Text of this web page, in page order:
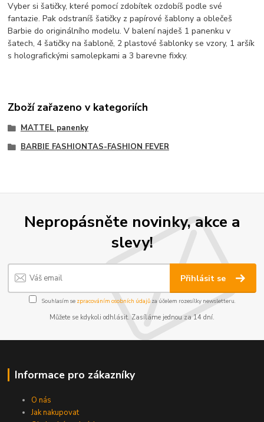
Vyber si šatičky, které pomocí zdobítek ozdobíš podle své
fantazie. Pak odstraníš šatičky z papírové šablony a oblečeš
Barbie do originálního modelu. V balení najdeš 1 panenku v
šatech, 4 šatičky na šabloně, 2 plastové šablonky se vzory, 1 aršík
s holografickými samolepkami a 3 barevne fixky.
Zboží zařazeno v kategoriích
MATTEL panenky
BARBIE FASHIONTAS-FASHION FEVER
Nepropásněte novinky, akce a
slevy!
Přihlásit se
Souhlasím se zpracováním osobních údajůza účelem rozesílky newsletteru.
Můžete se kdykoli odhlásit. Zasíláme jednou za 14 dní.
Informace pro zákazníky
O nás
Jak nakupovat